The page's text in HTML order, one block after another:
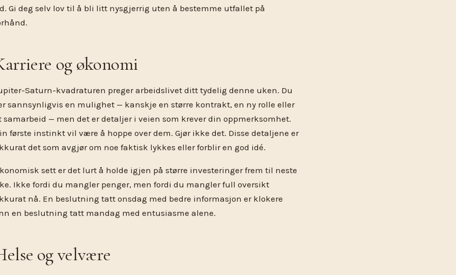
Gi deg selv lov til å bli litt nysgjerrig uten å bestemme utfallet på
og økonomi
Saturn-kvadraturen preger arbeidslivet ditt tydelig denne uken. Du
sannsynligvis en mulighet — kanskje en større kontrakt, en ny rolle eller
samarbeid — men det er detaljer i veien som krever din oppmerksomhet.
første instinkt vil være å hoppe over dem. Gjør ikke det. Disse detaljene er
det som avgjør om noe faktisk lykkes eller forblir en god idé.
sett er det lurt å holde igjen på større investeringer frem til neste
Ikke fordi du mangler penger, men fordi du mangler full oversikt
nå. En beslutning tatt onsdag med bedre informasjon er klokere
en beslutning tatt mandag med entusiasme alene.
og velvære